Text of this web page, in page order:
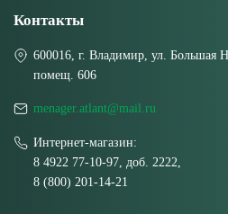
Контакты
600016, г. Владимир, ул. Большая
помещ. 606
menager.atlant@mail.ru
Интернет-магазин:
8 4922 77-10-97, доб. 2222,
8 (800) 201-14-21